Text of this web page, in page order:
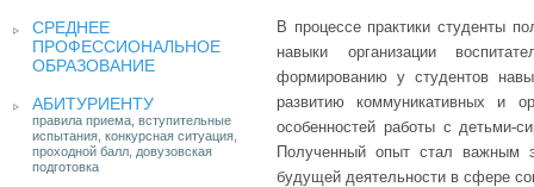
СРЕДНЕЕ
ПРОФЕССИОНАЛЬНОЕ
ОБРАЗОВАНИЕ
АБИТУРИЕНТУ
правила приема, вступительные
испытания, конкурсная ситуация,
проходной балл, довузовская
подготовка
В процессе практики студенты
навыки организации
формированию у студентов
развитию коммуникативных и
особенностей работы с детьми-
Полученный опыт стал важным
будущей деятельности в сфере